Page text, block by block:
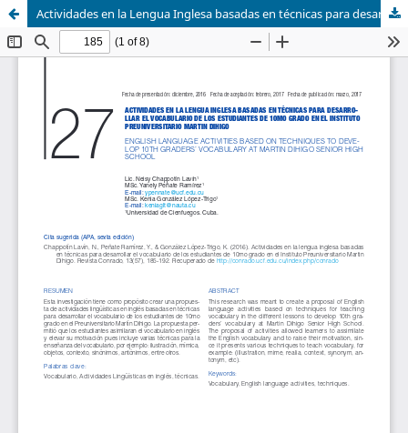
Actividades en la Lengua Inglesa basadas en técnicas para desarrollar el vocabulario de los estudiantes de 10mo grado en el Instituto Preuniversitario Martin Dihigo